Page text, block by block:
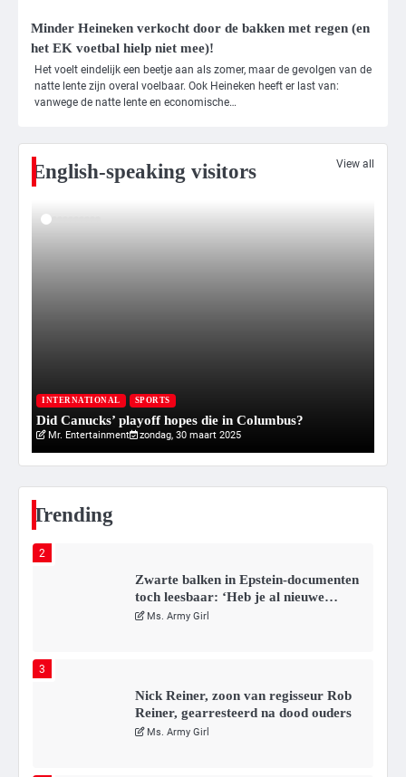
Minder Heineken verkocht door de bakken met regen (en
het EK voetbal hielp niet mee)!
Het voelt eindelijk een beetje aan als zomer, maar de gevolgen van de
natte lente zijn overal voelbaar. Ook Heineken heeft er last van:
vanwege de natte lente en economische…
English-speaking visitors View all
INTERNATIONAL SPORTS
Did Canucks’ playoff hopes die in Columbus?
Mr. Entertainment zondag, 30 maart 2025
Trending
4
ondanks onrust’
1
2
Zwarte balken in Epstein-documenten
toch leesbaar: ‘Heb je al nieuwe
ongepaste vrienden voor me?’
Ms. Army Girl
3
Nick Reiner, zoon van regisseur Rob
Reiner, gearresteerd na dood ouders
Ms. Army Girl